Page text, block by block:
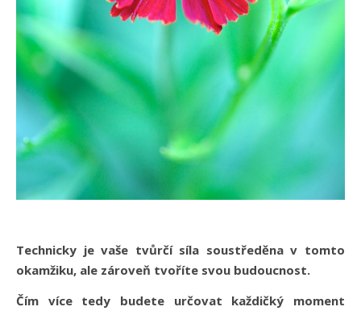
Technicky je vaše tvůrčí síla soustředěna v tomto
okamžiku, ale zároveň tvoříte svou budoucnost.
Čím více tedy budete určovat každičký moment